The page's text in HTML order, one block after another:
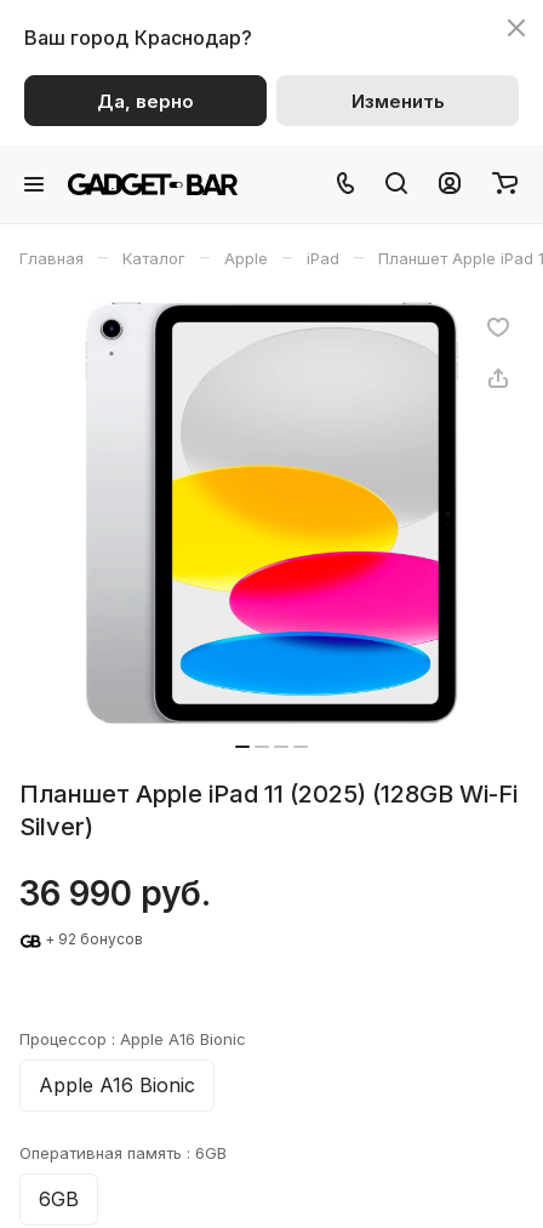
Ваш город Краснодар?
Да, верно Изменить
Главная – Каталог – Apple – iPad – Планшет Apple iPad
Планшет Apple iPad 11 (2025) (128GB Wi-Fi
Silver)
36 990 руб.
+ 92 бонусов
Процессор : Apple A16 Bionic
Apple A16 Bionic
Оперативная память : 6GB
6GB